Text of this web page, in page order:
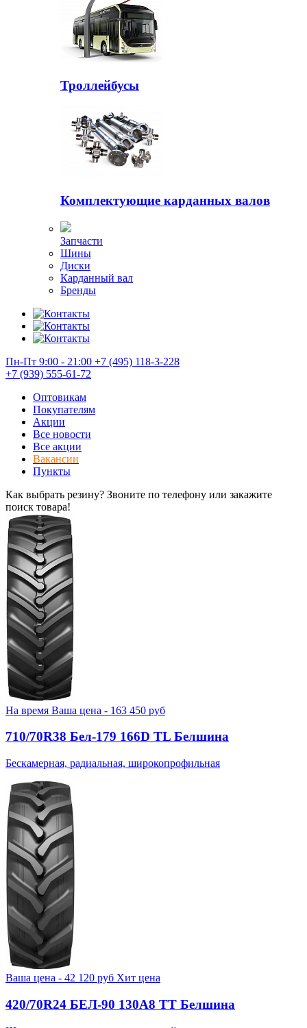
Троллейбусы
Комплектующие карданных валов
Запчасти
Шины
Диски
Карданный вал
Бренды
Пн-Пт 9:00 - 21:00 +7 (495) 118-3-228
+7 (939) 555-61-72
Оптовикам
Покупателям
Акции
Все новости
Все акции
Вакансии
Пункты
Как выбрать резину? Звоните по телефону или закажите
поиск товара!
На время Ваша цена - 163 450 руб
710/70R38 Бел-179 166D TL Белшина
Бескамерная, радиальная, широкопрофильная
Ваша цена - 42 120 руб Хит цена
420/70R24 БЕЛ-90 130А8 TT Белшина